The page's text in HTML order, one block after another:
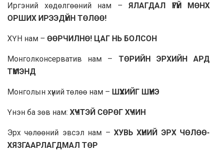
Иргэний хөдөлгөөний нам – ЯЛАГДАЛ ҮГҮЙ МӨНХ
ОРШИХ ИРЭЭДҮЙН ТӨЛӨӨ!
ХҮН нам – ӨӨРЧИЛНӨ! ЦАГ НЬ БОЛСОН
Монголконсерватив нам – ТӨРИЙН ЭРХИЙН АРД
ТҮМЭНД
Монголын хүний төлөө нам – ШҮҮХИЙГ ШҮҮНЭ
Үнэн ба зөв нам: ХҮЧТЭЙ СӨРӨГ ХҮЧИН
Эрх чөлөөний эвсэл нам – ХУВЬ ХҮНИЙ ЭРХ ЧӨЛӨӨ-
ХЯЗГААРЛАГДМАЛ ТӨР